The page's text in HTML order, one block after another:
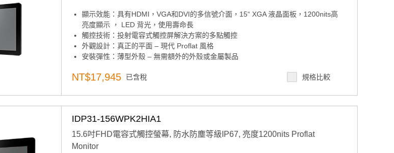
顯示效能：具有HDMI，VGA和DVI的多信號介面，15“ XGA 液晶面板，1200nits高
亮度顯示 ， LED 背光，使用壽命長
觸控技術：投射電容式觸控屏解決方案的多點觸控
外觀設計：真正的平面 – 現代 Proflat 風格
安裝彈性：薄型外殼 – 無需額外的外殼或金屬製品
產品諮詢服務：規格諮詢 / 案場規劃 / 交期確認請點此
NT$17,945 已含稅 規格比較
IDP31-156WPK2HIA1
15.6吋FHD電容式觸控螢幕, 防水防塵等級IP67, 亮度1200nits Proflat
Monitor